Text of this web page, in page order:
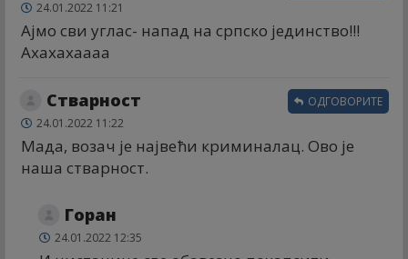
24.01.2022 11:21
Ајмо сви углас- напад на српско јединство!!!
Ахахахаааа
Стварност
24.01.2022 11:22
Мада, возач је највећи криминалац. Ово је
наша стварност.
ОДГОВОРИТЕ
Горан
24.01.2022 12:35